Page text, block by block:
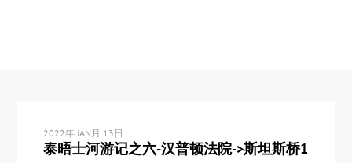
2022年 JAN月 13日
泰晤士河游记之六-汉普顿法院->斯坦斯桥1